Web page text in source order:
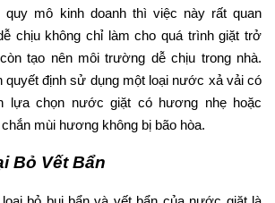
mô kinh doanh thì việc này rất quan
chịu không chỉ làm cho quá trình giặt trở
tạo nên môi trường dễ chịu trong nhà.
quyết định sử dụng một loại nước xả vải có
lựa chọn nước giặt có hương nhẹ hoặc
mùi hương không bị bão hòa.
Bỏ Vết Bẩn